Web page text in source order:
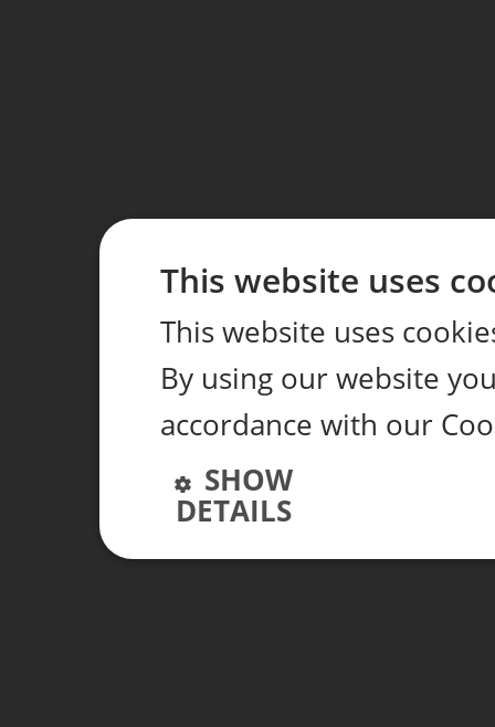
This website uses
This website uses
By using our website
accordance with our
SHOW
DETAILS